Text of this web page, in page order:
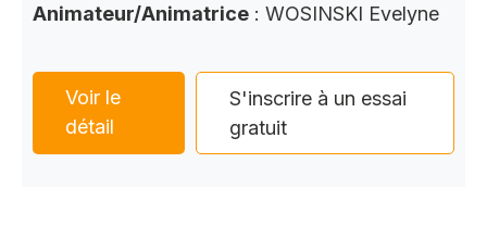
Animateur/Animatrice : WOSINSKI Evelyne
Voir le
détail
S'inscrire à un essai
gratuit